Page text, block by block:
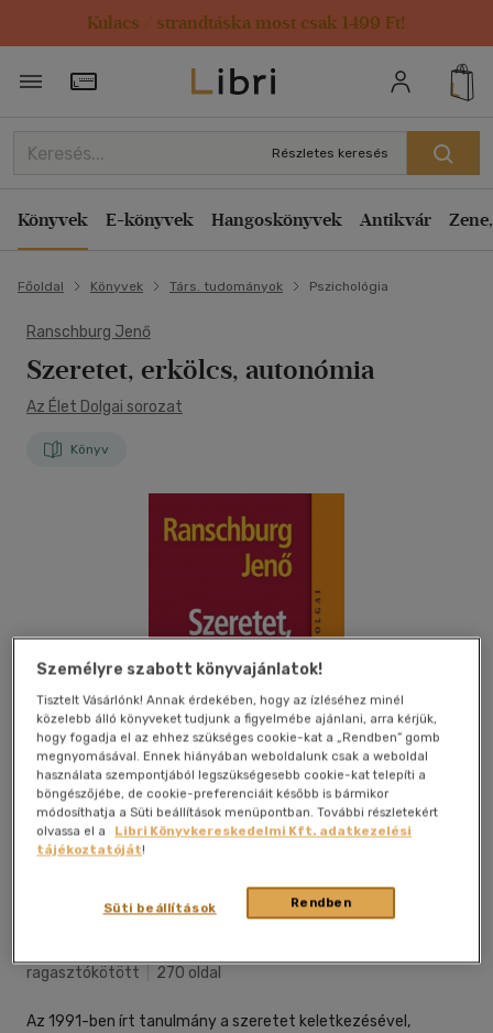
Kulacs / strandtáska most csak 1499 Ft!
Törzsvásárlói Kártya adatai
Részletes keresés
Könyvek E-könyvek Hangoskönyvek Antikvár
Főoldal Könyvek Társ. tudományok Pszichológia
Ranschburg Jenő
Szeretet, erkölcs, autonómia
Az Élet Dolgai sorozat
Könyv
ragasztókötött
270 oldal
Az 1991-ben írt tanulmány a szeretet keletkezésével,
Személyre szabott könyvajánlatok!
Tisztelt Vásárlónk! Annak érdekében, hogy az ízléséhez minél
közelebb álló könyveket tudjunk a figyelmébe ajánlani, arra kérjük,
hogy fogadja el az ehhez szükséges cookie-kat a „Rendben” gomb
megnyomásával. Ennek hiányában weboldalunk csak a weboldal
használata szempontjából legszükségesebb cookie-kat telepíti a
böngészőjébe, de cookie-preferenciáit később is bármikor
módosíthatja a Süti beállítások menüpontban. További részletekért
olvassa el a
Libri Könyvkereskedelmi Kft. adatkezelési
tájékoztatóját!
Rendben
Süti beállítások